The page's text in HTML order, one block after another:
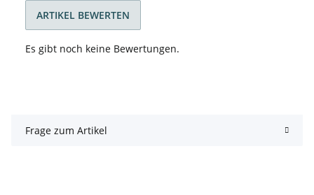
ARTIKEL BEWERTEN
Es gibt noch keine Bewertungen.
Frage zum Artikel